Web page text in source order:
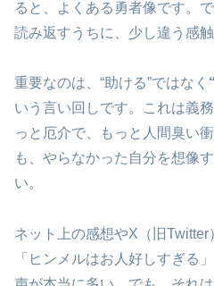
ると、よくある勇者像です。
読み返すうちに、少し違う感触
重要なのは、“助ける”ではなく
いう言い回しです。これは義
っと厄介で、もっと人間臭い
も、やらなかった自分を想像
い。
ネット上の感想やX（旧Twitter
「ヒンメルはお人好しすぎる